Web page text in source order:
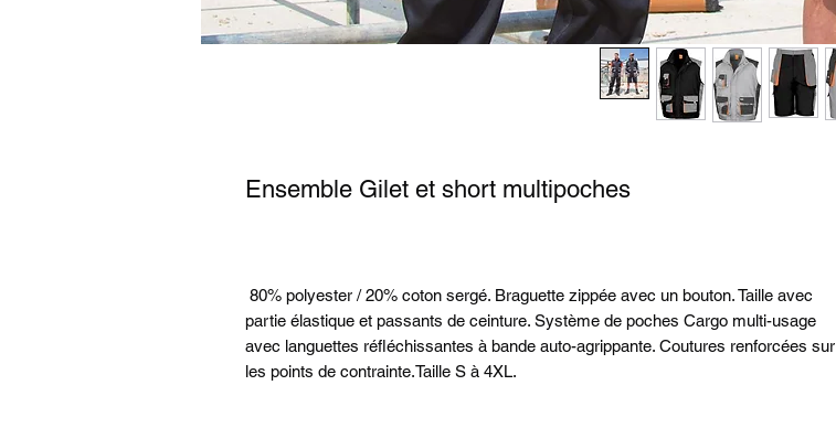
Ensemble Gilet et short multipoches
80% polyester / 20% coton sergé. Braguette zippée avec un bouton. Taille avec
partie élastique et passants de ceinture. Système de poches Cargo multi-usage
avec languettes réfléchissantes à bande auto-agrippante. Coutures renforcées sur
les points de contrainte.Taille S à 4XL.